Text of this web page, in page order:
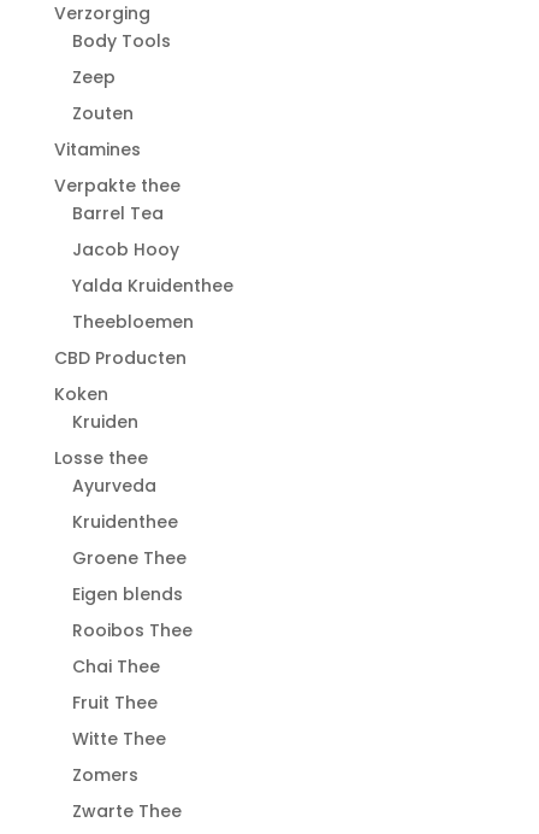
Verzorging
Body Tools
Zeep
Zouten
Vitamines
Verpakte thee
Barrel Tea
Jacob Hooy
Yalda Kruidenthee
Theebloemen
CBD Producten
Koken
Kruiden
Losse thee
Ayurveda
Kruidenthee
Groene Thee
Eigen blends
Rooibos Thee
Chai Thee
Fruit Thee
Witte Thee
Zomers
Zwarte Thee